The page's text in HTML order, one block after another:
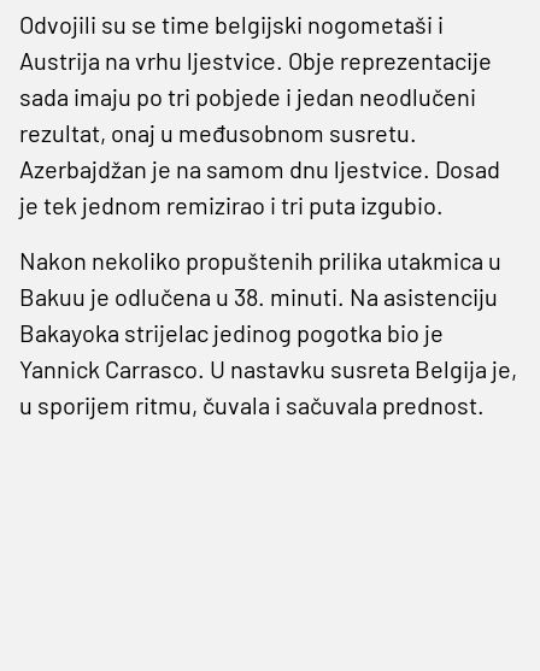
Odvojili su se time belgijski nogometaši i
Austrija na vrhu ljestvice. Obje reprezentacije
sada imaju po tri pobjede i jedan neodlučeni
rezultat, onaj u međusobnom susretu.
Azerbajdžan je na samom dnu ljestvice. Dosad
je tek jednom remizirao i tri puta izgubio.
Nakon nekoliko propuštenih prilika utakmica u
Bakuu je odlučena u 38. minuti. Na asistenciju
Bakayoka strijelac jedinog pogotka bio je
Yannick Carrasco. U nastavku susreta Belgija je,
u sporijem ritmu, čuvala i sačuvala prednost.